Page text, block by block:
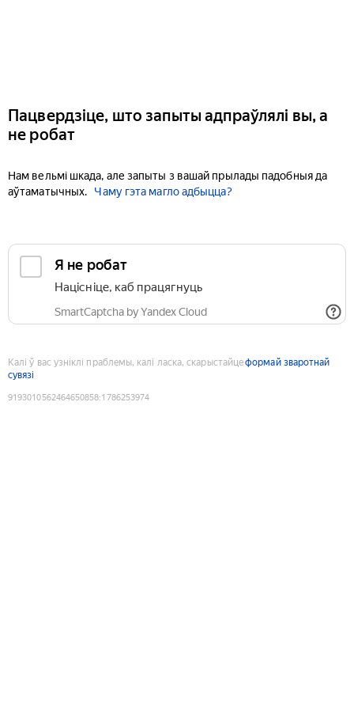
Пацвердзіце, што запыты адпраўлялі вы, а
не робат
Нам вельмі шкада, але запыты з вашай прылады падобныя да
аўтаматычных.
Чаму гэта магло адбыцца?
Я не робат
Націсніце, каб працягнуць
SmartCaptcha by Yandex Cloud
Калі ў вас узніклі праблемы, калі ласка, скарыстайцеформай зваротнай
сувязі
9193010562464650858:1786253974